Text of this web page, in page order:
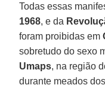
Todas essas
1968, e da
foram proibidas em
sobretudo do sexo
Umaps, na região
durante meados